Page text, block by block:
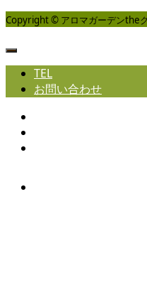
Copyright © アロマガーデンthe
TEL
お問い合わせ